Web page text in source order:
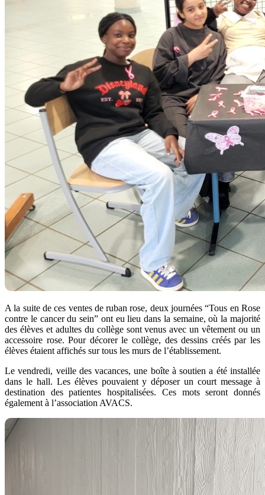
A la suite de ces ventes de ruban rose, deux journées “Tous en Rose
contre le cancer du sein” ont eu lieu dans la semaine, où la majorité
des élèves et adultes du collège sont venus avec un vêtement ou un
accessoire rose. Pour décorer le collège, des dessins créés par les
élèves étaient affichés sur tous les murs de l’établissement.
Le vendredi, veille des vacances, une boîte à soutien a été installée
dans le hall. Les élèves pouvaient y déposer un court message à
destination des patientes hospitalisées. Ces mots seront donnés
également à l’association AVACS.